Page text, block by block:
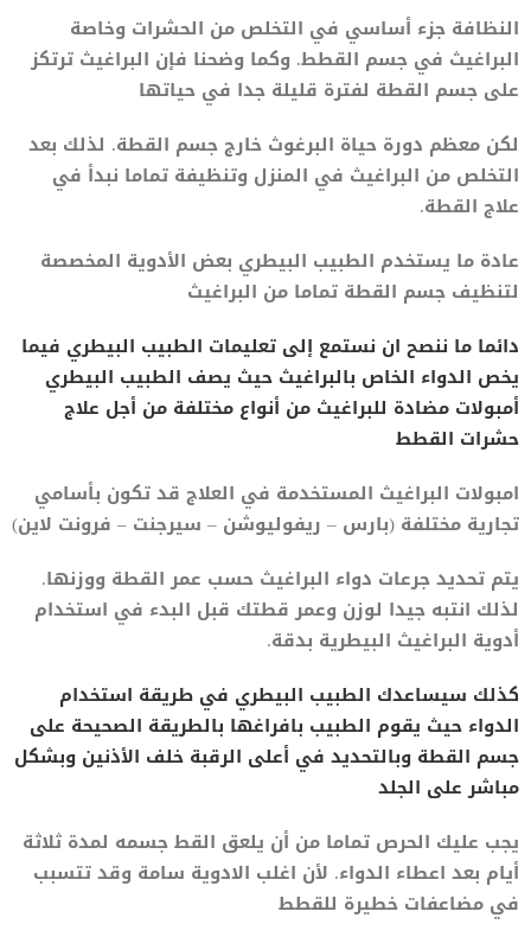
النظافة جزء أساسي في التخلص من الحشرات وخاصة
البراغيث في جسم القطط. وكما وضحنا فإن البراغيث ترتكز
على جسم القطة لفترة قليلة جدا في حياتها
لكن معظم دورة حياة البرغوث خارج جسم القطة. لذلك بعد
التخلص من البراغيث في المنزل وتنظيفة تماما نبدأ في
علاج القطة.
عادة ما يستخدم الطبيب البيطري بعض الأدوية المخصصة
لتنظيف جسم القطة تماما من البراغيث
دائما ما ننصح ان نستمع إلى تعليمات الطبيب البيطري فيما
يخص الدواء الخاص بالبراغيث حيث يصف الطبيب البيطري
أمبولات مضادة للبراغيث من أنواع مختلفة من أجل علاج
حشرات القطط
امبولات البراغيث المستخدمة في العلاج قد تكون بأسامي
تجارية مختلفة (بارس – ريفوليوشن – سيرجنت – فرونت لاين)
يتم تحديد جرعات دواء البراغيث حسب عمر القطة ووزنها.
لذلك انتبه جيدا لوزن وعمر قطتك قبل البدء في استخدام
أدوية البراغيث البيطرية بدقة.
كذلك سيساعدك الطبيب البيطري في طريقة استخدام
الدواء حيث يقوم الطبيب بافراغها بالطريقة الصحيحة على
جسم القطة وبالتحديد في أعلى الرقبة خلف الأذنين وبشكل
مباشر على الجلد
يجب عليك الحرص تماما من أن يلعق القط جسمه لمدة ثلاثة
أيام بعد اعطاء الدواء. لأن اغلب الادوية سامة وقد تتسبب
في مضاعفات خطيرة للقطط